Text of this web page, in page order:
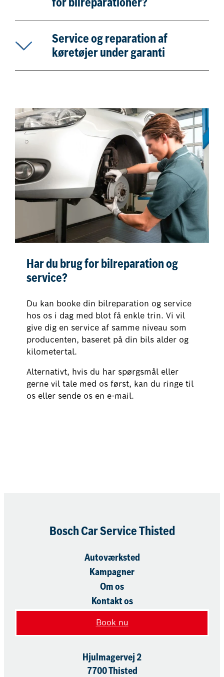
for bilreparationer?
Service og reparation af
køretøjer under garanti
Har du brug for bilreparation og
service?
Du kan booke din bilreparation og service
hos os i dag med blot få enkle trin. Vi vil
give dig en service af samme niveau som
producenten, baseret på din bils alder og
kilometertal.
Alternativt, hvis du har spørgsmål eller
gerne vil tale med os først, kan du ringe til
os eller sende os en e-mail.
Bosch Car Service Thisted
Autoværksted
Kampagner
Om os
Kontakt os
Book nu
Hjulmagervej 2
7700 Thisted